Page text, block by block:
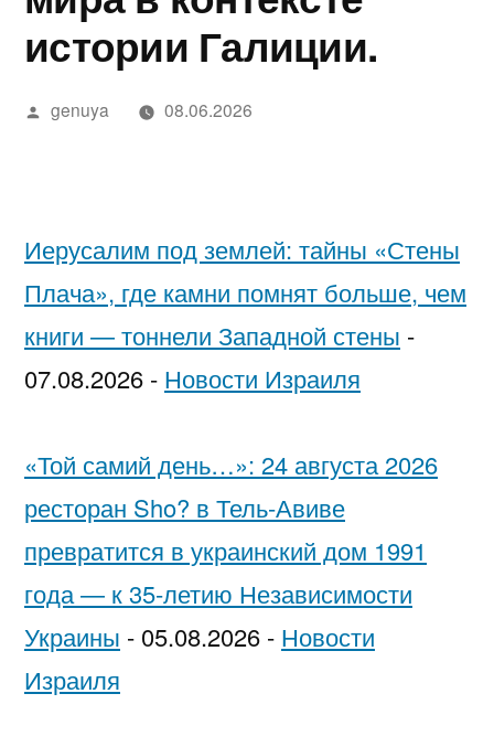
נחש
—
חשפניות
עצמן
2025in
Israel…
Key
Trying
Other
в
Google»
מידע,
מודעות
ואבחון
истории Галиции.
Написано
genuya 08.06.2026
Иерусалим под землей: тайны «Стены
Плача», где камни помнят больше, чем
книги — тоннели Западной стены -
07.08.2026 - Новости Израиля
«Той самий день…»: 24 августа 2026
ресторан Sho? в Тель-Авиве
превратится в украинский дом 1991
года — к 35-летию Независимости
Украины - 05.08.2026 - Новости
Израиля